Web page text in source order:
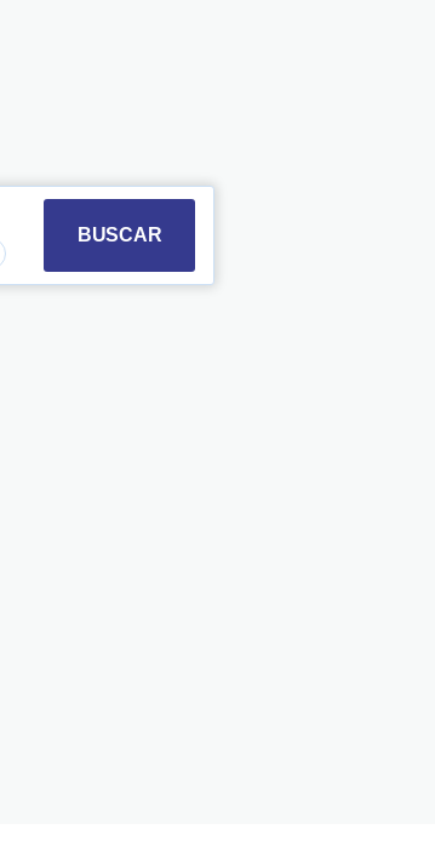
and select a date. Press the
with the calendar and select a date.
BUSCAR